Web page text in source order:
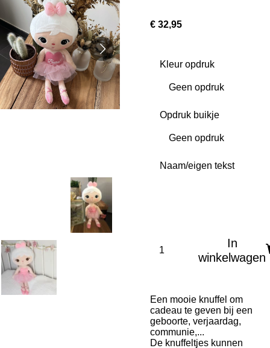
€ 32,95
Kleur opdruk
Opdruk buikje
Naam/eigen tekst
In
winkelwagen
Een mooie knuffel om
cadeau te geven bij een
geboorte, verjaardag,
communie,...
De knuffeltjes kunnen